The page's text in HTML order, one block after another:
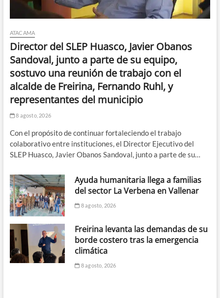
ATACAMA
Director del SLEP Huasco, Javier Obanos
Sandoval, junto a parte de su equipo,
sostuvo una reunión de trabajo con el
alcalde de Freirina, Fernando Ruhl, y
representantes del municipio
8 agosto, 2026
Con el propósito de continuar fortaleciendo el trabajo
colaborativo entre instituciones, el Director Ejecutivo del
SLEP Huasco, Javier Obanos Sandoval, junto a parte de su…
Ayuda humanitaria llega a familias
del sector La Verbena en Vallenar
8 agosto, 2026
Freirina levanta las demandas de su
borde costero tras la emergencia
climática
8 agosto, 2026